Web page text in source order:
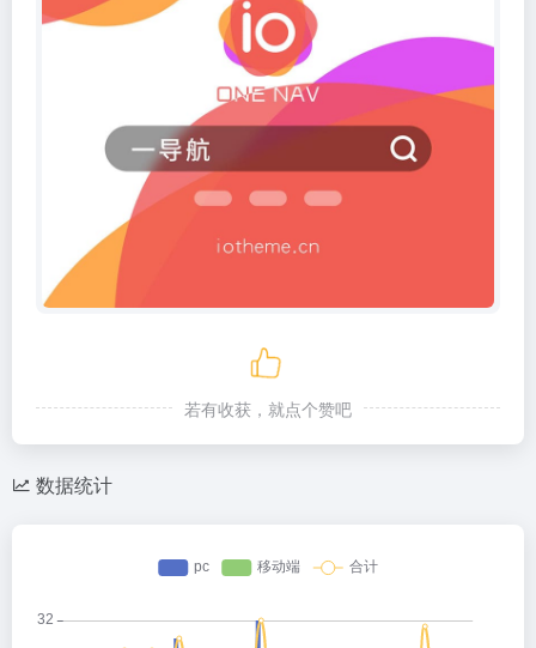
若有收获，就点个赞吧
数据统计